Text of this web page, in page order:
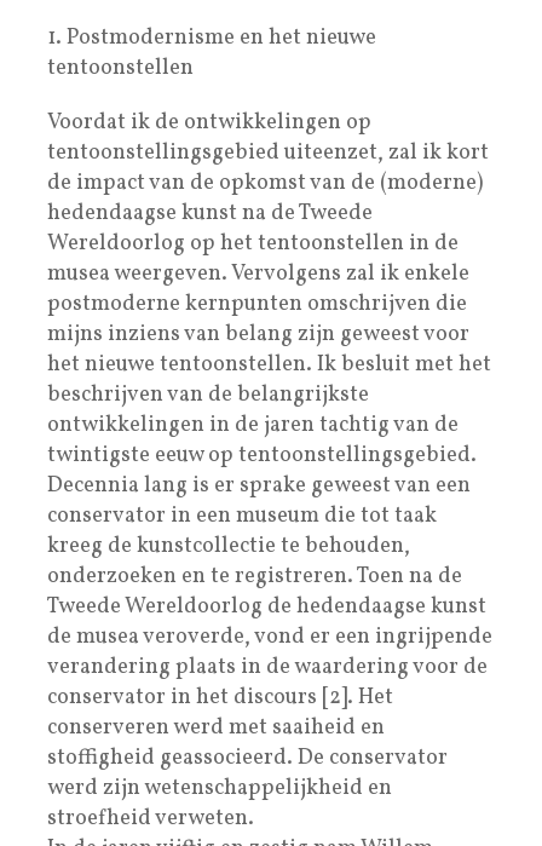
1. Postmodernisme en het nieuwe
tentoonstellen
Voordat ik de ontwikkelingen op
tentoonstellingsgebied uiteenzet, zal ik kort
de impact van de opkomst van de (moderne)
hedendaagse kunst na de Tweede
Wereldoorlog op het tentoonstellen in de
musea weergeven. Vervolgens zal ik enkele
postmoderne kernpunten omschrijven die
mijns inziens van belang zijn geweest voor
het nieuwe tentoonstellen. Ik besluit met het
beschrijven van de belangrijkste
ontwikkelingen in de jaren tachtig van de
twintigste eeuw op tentoonstellingsgebied.
Decennia lang is er sprake geweest van een
conservator in een museum die tot taak
kreeg de kunstcollectie te behouden,
onderzoeken en te registreren. Toen na de
Tweede Wereldoorlog de hedendaagse kunst
de musea veroverde, vond er een ingrijpende
verandering plaats in de waardering voor de
conservator in het discours [2]. Het
conserveren werd met saaiheid en
stoffigheid geassocieerd. De conservator
werd zijn wetenschappelijkheid en
stroefheid verweten.